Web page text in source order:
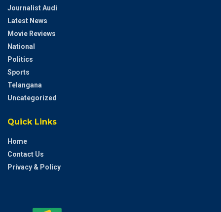
Journalist Audi
Latest News
Movie Reviews
National
Politics
Sports
Telangana
Uncategorized
Quick Links
Home
Contact Us
Privacy & Policy